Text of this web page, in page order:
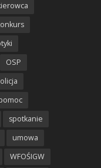
OSP
spotkanie
umowa
WFOŚIGW